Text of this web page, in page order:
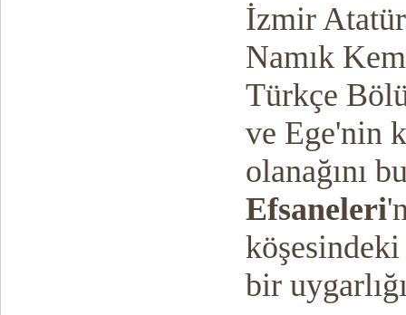
İzmir
Namık
Türkçe
ve Ege'nin
olanağını
Efsaneleri
köşesindeki
bir